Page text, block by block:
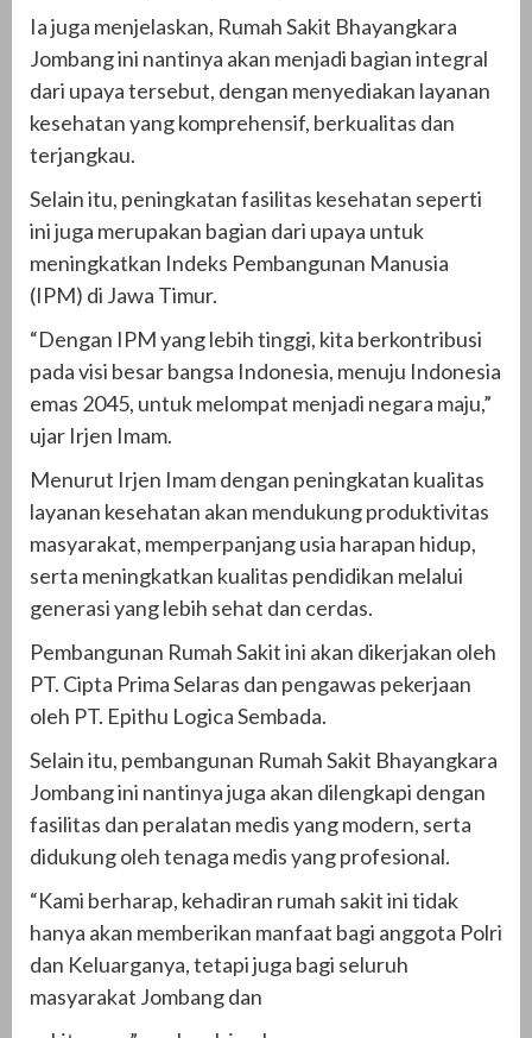
Ia juga menjelaskan, Rumah Sakit Bhayangkara
Jombang ini nantinya akan menjadi bagian integral
dari upaya tersebut, dengan menyediakan layanan
kesehatan yang komprehensif, berkualitas dan
terjangkau.
Selain itu, peningkatan fasilitas kesehatan seperti
ini juga merupakan bagian dari upaya untuk
meningkatkan Indeks Pembangunan Manusia
(IPM) di Jawa Timur.
“Dengan IPM yang lebih tinggi, kita berkontribusi
pada visi besar bangsa Indonesia, menuju Indonesia
emas 2045, untuk melompat menjadi negara maju,”
ujar Irjen Imam.
Menurut Irjen Imam dengan peningkatan kualitas
layanan kesehatan akan mendukung produktivitas
masyarakat, memperpanjang usia harapan hidup,
serta meningkatkan kualitas pendidikan melalui
generasi yang lebih sehat dan cerdas.
Pembangunan Rumah Sakit ini akan dikerjakan oleh
PT. Cipta Prima Selaras dan pengawas pekerjaan
oleh PT. Epithu Logica Sembada.
Selain itu, pembangunan Rumah Sakit Bhayangkara
Jombang ini nantinya juga akan dilengkapi dengan
fasilitas dan peralatan medis yang modern, serta
didukung oleh tenaga medis yang profesional.
“Kami berharap, kehadiran rumah sakit ini tidak
hanya akan memberikan manfaat bagi anggota Polri
dan Keluarganya, tetapi juga bagi seluruh
masyarakat Jombang dan